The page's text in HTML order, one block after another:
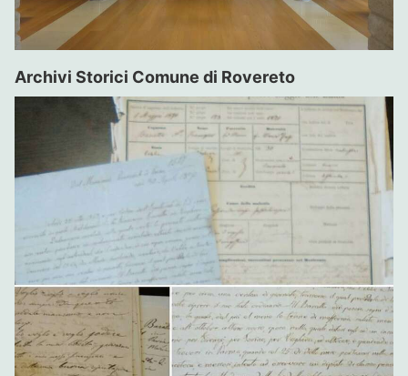
Archivi Storici Comune di Rovereto